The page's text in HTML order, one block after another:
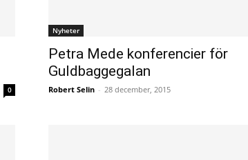
0
Nyheter
Petra Mede konferencier för
Guldbaggegalan
Robert Selin - 28 december, 2015